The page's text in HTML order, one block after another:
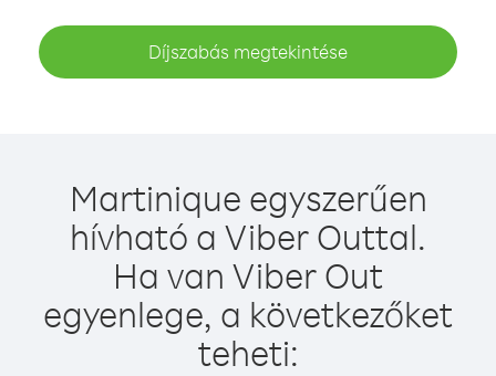
Díjszabás megtekintése
Martinique egyszerűen
hívható a Viber Outtal.
Ha van Viber Out
egyenlege, a következőket
teheti: